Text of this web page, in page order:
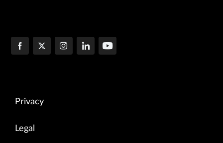
Privacy
Legal